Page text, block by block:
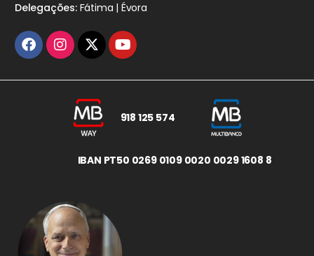
Delegações:Fátima | Évora
918 125 574
IBAN PT50 0269 0109 0020 0029 1608 8